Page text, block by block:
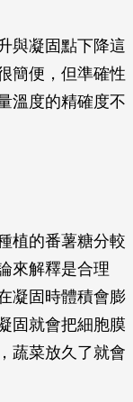
與凝固點下降這
簡便，但準確性
溫度的精確度不
植的番薯糖分較
來解釋是合理
凝固時體積會膨
固就會把細胞膜
蔬菜放久了就會